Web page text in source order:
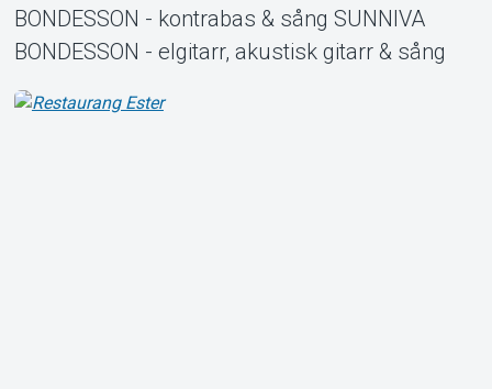
BONDESSON - kontrabas & sång SUNNIVA
BONDESSON - elgitarr, akustisk gitarr & sång